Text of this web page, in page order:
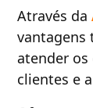
Através da
vantagens
atender os
clientes e